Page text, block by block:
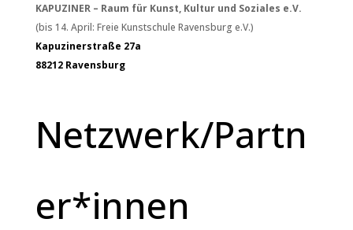
KAPUZINER – Raum für Kunst, Kultur und Soziales e.V.
(bis 14. April: Freie Kunstschule Ravensburg e.V.)
Kapuzinerstraße 27a
88212 Ravensburg
Netzwerk/Partn
er*innen